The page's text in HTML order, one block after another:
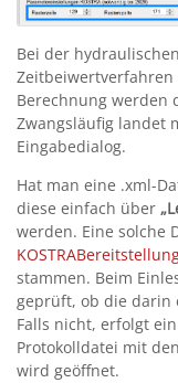
Bei der
Berechnung werden
Zwangsläufig landet
Eingabedialog.
Hat man eine .xml-
diese einfach über
werden. Eine solche
stammen. Beim
geprüft, ob die darin
Falls nicht, erfolgt
Protokolldatei mit
wird geöffnet.